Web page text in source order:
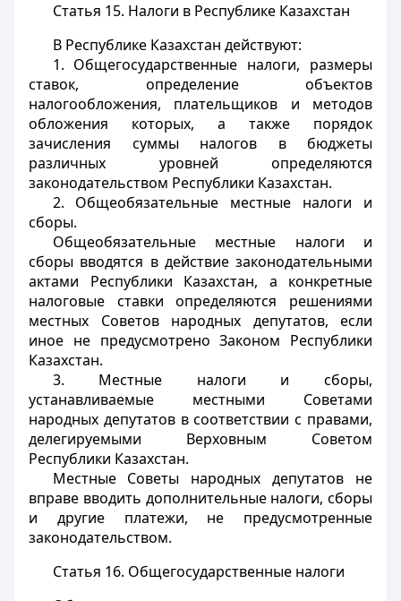
Статья 15. Налоги в Республике Казахстан
В Республике Казахстан действуют:
1. Общегосударственные налоги, размеры
ставок, определение объектов
налогообложения, плательщиков и методов
обложения которых, а также порядок
зачисления суммы налогов в бюджеты
различных уровней определяются
законодательством Республики Казахстан.
2. Общеобязательные местные налоги и
сборы.
Общеобязательные местные налоги и
сборы вводятся в действие законодательными
актами Республики Казахстан, а конкретные
налоговые ставки определяются решениями
местных Советов народных депутатов, если
иное не предусмотрено Законом Республики
Казахстан.
3. Местные налоги и сборы,
устанавливаемые местными Советами
народных депутатов в соответствии с правами,
делегируемыми Верховным Советом
Республики Казахстан.
Местные Советы народных депутатов не
вправе вводить дополнительные налоги, сборы
и другие платежи, не предусмотренные
законодательством.
Статья 16. Общегосударственные налоги